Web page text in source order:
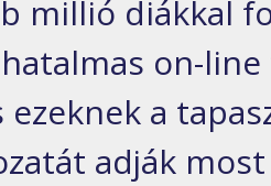
millió diákkal
on-
ezeknek a
adják